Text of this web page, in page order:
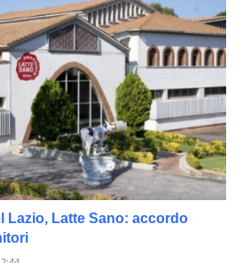
Lazio, Latte Sano: accordo